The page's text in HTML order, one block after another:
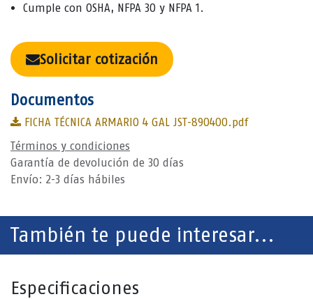
Cumple con OSHA, NFPA 30 y NFPA 1.
Solicitar cotización
Documentos
FICHA TÉCNICA ARMARIO 4 GAL JST-890400.pdf
Términos y condiciones
Garantía de devolución de 30 días
Envío: 2-3 días hábiles
También te puede interesar...
Especificaciones